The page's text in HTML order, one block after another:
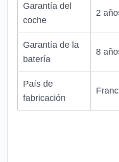
Garantía del
coche
2
Garantía de la
batería
8
País de
fabricación